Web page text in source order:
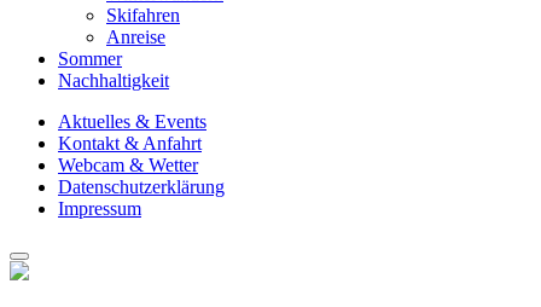
Skifahren
Anreise
Sommer
Nachhaltigkeit
Aktuelles & Events
Kontakt & Anfahrt
Webcam & Wetter
Datenschutzerklärung
Impressum